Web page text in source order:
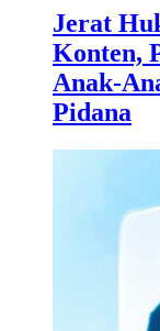
Jerat
Konten,
Anak-
Pidana